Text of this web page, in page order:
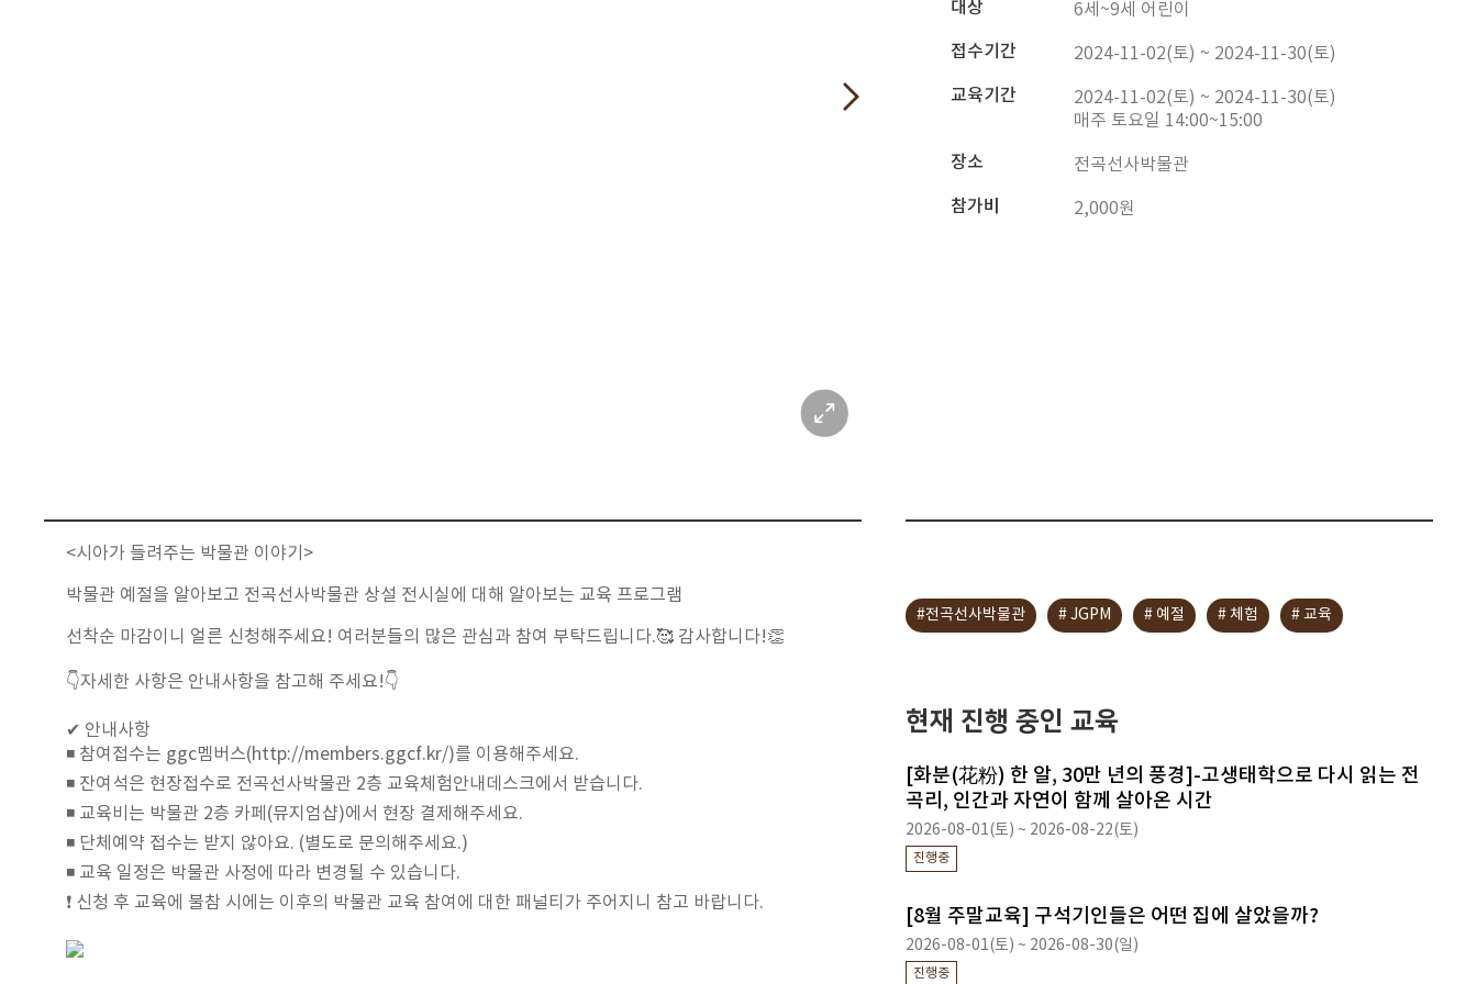
대상 6세~9세 어린이
접수기간 2024-11-02(토) ~ 2024-11-30(토)
교육기간
2024-11-02(토) ~ 2024-11-30(토)
매주 토요일 14:00~15:00
장소 전곡선사박물관
참가비 2,000원
<시아가 들려주는 박물관 이야기 >
박물관 예절을 알아보고 전곡선사박물관 상설 전시실에 대해 알아보는 교육 프로그램
선착순 마감이니 얼른 신청해주세요! 여러분들의 많은 관심과 참여 부탁드립니다.🥰 감사합니다!👏
👇자세한 사항은 안내사항을 참고해 주세요!👇
✔ 안내사항
◾ 참여접수는 ggc멤버스(http://members.ggcf.kr/)를 이용해주세요.
◾ 잔여석은 현장접수로 전곡선사박물관 2층 교육체험안내데스크에서 받습니다.
◾ 교육비는 박물관 2층 카페 (뮤지엄샵)에서 현장 결제해주세요.
◾ 단체예약 접수는 받지 않아요. (별도로 문의해주세요.)
◾ 교육 일정은 박물관 사정에 따라 변경될 수 있습니다.
❗ 신청 후 교육에 불참 시에는 이후의 박물관 교육 참여에 대한 패널티가 주어지니 참고 바랍니다.
#전곡선사박물관 # JGPM # 예절 # 체험 # 교육
현재 진행 중인 교육
[화분(花粉) 한 알, 30만 년의 풍경]-고생태학으로 다시 읽는 전
곡리, 인간과 자연이 함께 살아온 시간
2026-08-01(토) ~ 2026-08-22(토)
진행중
[8월 주말교육] 구석기인들은 어떤 집에 살았을까?
2026-08-01(토) ~ 2026-08-30(일)
진행중